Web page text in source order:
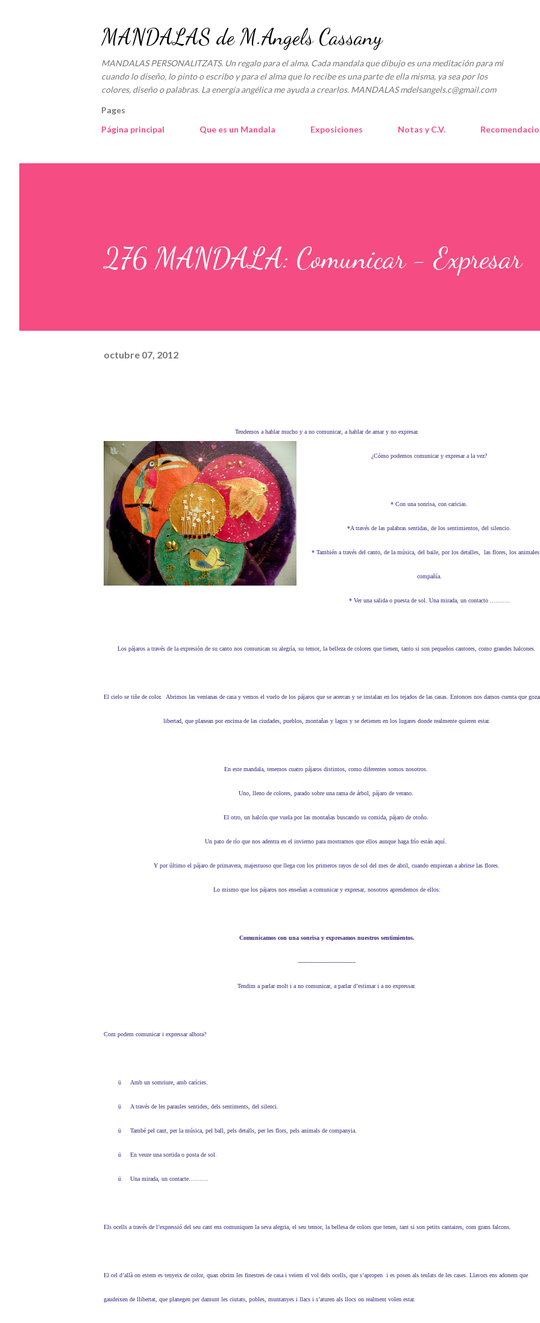
MANDALAS de M.Angels Cassany
MANDALAS PERSONALITZATS. Un regalo para el alma. Cada mandala que dibujo es una meditación para mi
cuando lo diseño, lo pinto o escribo y para el alma que lo recibe es una parte de ella misma, ya sea por los
colores, diseño o palabras. La energía angélica me ayuda a crearlos. MANDALAS mdelsangels.c@gmail.com
Pages
Página principal
Que es un Mandala Exposiciones Notas y C.V.
276 MANDALA: Comunicar - Expresar
octubre 07, 2012
Tendemos a hablar mucho y a no comunicar, a hablar de amar y no expresar.
¿Cómo podemos comunicar y expresar a la vez?
* Con una sonrisa, con caricias.
*A través de las palabras sentidas, de los sentimientos, del silencio.
* También a través del canto, de la música, del baile, por los detalles, las flores, los animales
compañía.
* Ver una salida o puesta de sol. Una mirada, un contacto ...........
Los pájaros a través de la expresión de su canto nos comunican su alegría, su temor, la belleza de colores que tienen, tanto si son pequeños cantores, como grandes halcones.
El cielo se tiñe de color. Abrimos las ventanas de casa y vemos el vuelo de los pájaros que se acercan y se instalan en los tejados de las casas. Entonces nos damos cuenta que gozan de
libertad, que planean por encima de las ciudades, pueblos, montañas y lagos y se detienen en los lugares donde realmente quieren estar.
En este mandala, tenemos cuatro pájaros distintos, como diferentes somos nosotros.
Uno, lleno de colores, parado sobre una rama de árbol, pájaro de verano.
El otro, un halcón que vuela por las montañas buscando su comida, pájaro de otoño.
Un pato de río que nos adentra en el invierno para mostrarnos que ellos aunque haga frío están aquí.
Y por último el pájaro de primavera, majestuoso que llega con los primeros rayos de sol del mes de abril, cuando empiezan a abrirse las flores.
Lo mismo que los pájaros nos enseñan a comunicar y expresar, nosotros aprendemos de ellos:
Comunicamos con una sonrisa y expresamos nuestros sentimientos.
--------------------------------
Tendim a parlar molt i a no comunicar, a parlar d’estimar i a no expressar.
Com podem comunicar i expressar alhora?
ü Amb un somriure, amb carícies.
ü A través de les paraules sentides, dels sentiments, del silenci.
ü També pel cant, per la música, pel ball, pels detalls, per les flors, pels animals de companyia.
ü En veure una sortida o posta de sol.
ü Una mirada, un contacte...........
Els ocells a través de l’expressió del seu cant ens comuniquen la seva alegria, el seu temor, la bellesa de colors que tenen, tant si son petits cantaires, com grans falcons.
El cel d’allà on estem es tenyeix de color, quan obrim les finestres de casa i veiem el vol dels ocells, que s’apropen i es posen als teulats de les cases. Llavors ens adonem que
gaudeixen de llibertat, que planegen per damunt les ciutats, pobles, muntanyes i llacs i s’aturen als llocs on realment volen estar.